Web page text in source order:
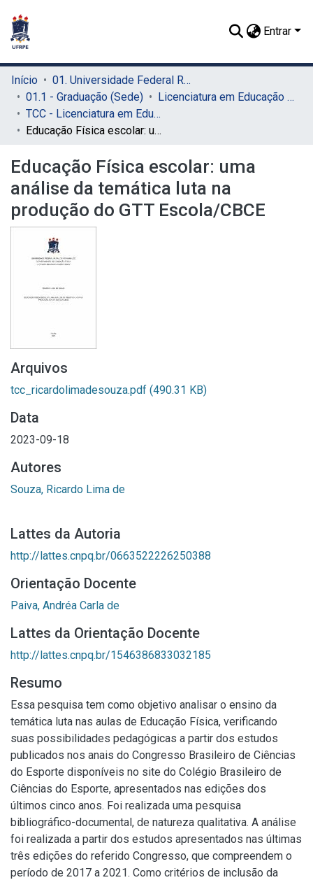
Entrar
Início
01. Universidade Federal Rural de Pernambuco - UFRPE (Sede)
01.1 - Graduação (Sede)
Licenciatura em Educação Física (Sede)
TCC - Licenciatura em Educação Física (Sede)
Educação Física escolar: uma análise da temática luta na produção do GTT Escola/CBCE
Educação Física escolar: uma
análise da temática luta na
produção do GTT Escola/CBCE
Arquivos
tcc_ricardolimadesouza.pdf (490.31 KB)
Data
2023-09-18
Autores
Souza, Ricardo Lima de
Lattes da Autoria
http://lattes.cnpq.br/0663522226250388
Orientação Docente
Paiva, Andréa Carla de
Lattes da Orientação Docente
http://lattes.cnpq.br/1546386833032185
Resumo
Essa pesquisa tem como objetivo analisar o ensino da
temática luta nas aulas de Educação Física, verificando
suas possibilidades pedagógicas a partir dos estudos
publicados nos anais do Congresso Brasileiro de Ciências
do Esporte disponíveis no site do Colégio Brasileiro de
Ciências do Esporte, apresentados nas edições dos
últimos cinco anos. Foi realizada uma pesquisa
bibliográfico-documental, de natureza qualitativa. A análise
foi realizada a partir dos estudos apresentados nas últimas
três edições do referido Congresso, que compreendem o
período de 2017 a 2021. Como critérios de inclusão da